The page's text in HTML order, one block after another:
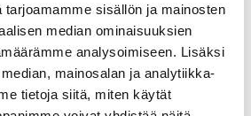
tarjoamamme sisällön ja mainosten
median ominaisuuksien
analysoimiseen. Lisäksi
mainosalan ja analytiikka-
tietoja siitä, miten käytät
voimat
ja maastaveto